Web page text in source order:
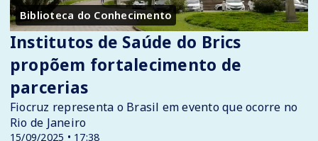
Biblioteca do Conhecimento
15/09/2025 • 17:38
Institutos de Saúde do Brics
propõem fortalecimento de
parcerias
Fiocruz representa o Brasil em evento que ocorre no
Rio de Janeiro